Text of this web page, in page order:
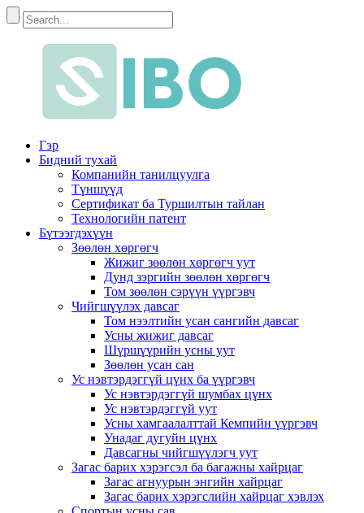
Гэр
Бидний тухай
Компанийн танилцуулга
Түншүүд
Сертификат ба Туршилтын тайлан
Технологийн патент
Бүтээгдэхүүн
Зөөлөн хөргөгч
Жижиг зөөлөн хөргөгч уут
Дунд зэргийн зөөлөн хөргөгч
Том зөөлөн сэрүүн үүргэвч
Чийгшүүлэх давсаг
Том нээлтийн усан сангийн давсаг
Усны жижиг давсаг
Шүршүүрийн усны уут
Зөөлөн усан сан
Ус нэвтэрдэггүй цүнх ба үүргэвч
Ус нэвтэрдэггүй шумбах цүнх
Ус нэвтэрдэггүй уут
Усны хамгаалалттай Кемпийн үүргэвч
Унадаг дугуйн цүнх
Давсагны чийгшүүлэгч уут
Загас барих хэрэгсэл ба багажны хайрцаг
Загас агнуурын энгийн хайрцаг
Загас барих хэрэгслийн хайрцаг хэвлэх